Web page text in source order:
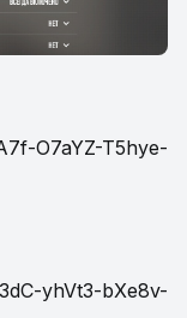
O7aYZ-T5hye-
yhVt3-bXe8v-